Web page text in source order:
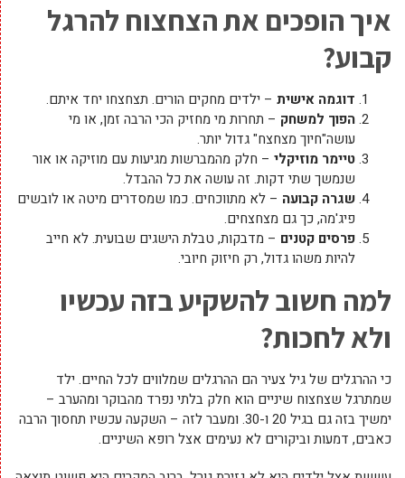
איך הופכים את הצחצוח להרגל
קבוע?
דוגמה אישית – ילדים מחקים הורים. תצחצחו יחד איתם.
הפוך למשחק – תחרות מי מחזיק הכי הרבה זמן, או מי
עושה"חיוך מצחצח" גדול יותר.
טיימר מוזיקלי – חלק מהמברשות מגיעות עם מוזיקה או אור
שנמשך שתי דקות. זה עושה את כל ההבדל.
שגרה קבועה – לא מתווכחים. כמו שמסדרים מיטה או לובשים
פיג'מה, כך גם מצחצחים.
פרסים קטנים – מדבקות, טבלת הישגים שבועית. לא חייב
להיות משהו גדול, רק חיזוק חיובי.
למה חשוב להשקיע בזה עכשיו
ולא לחכות?
כי ההרגלים של גיל צעיר הם ההרגלים שמלווים לכל החיים. ילד
שמתרגל שצחצוח שיניים הוא חלק בלתי נפרד מהבוקר ומהערב –
ימשיך בזה גם בגיל 20 ו-30. ומעבר לזה – השקעה עכשיו תחסוך הרבה
כאבים, דמעות וביקורים לא נעימים אצל רופא השיניים.